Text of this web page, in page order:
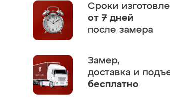
Сроки
от 7 дней
после замера
Замер,
доставка и
бесплатно